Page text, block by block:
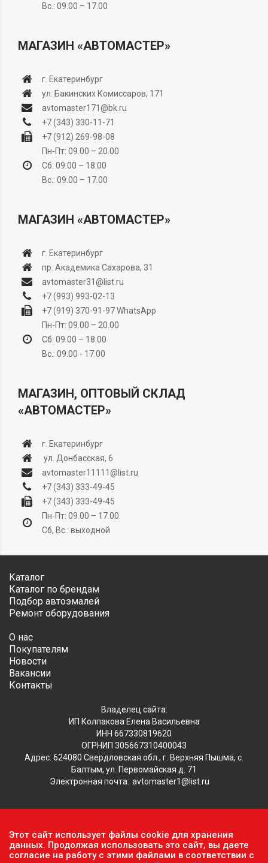
Вс.: 09.00 – 17.00
МАГАЗИН «АВТОМАСТЕР»
г. Екатеринбург
ул. Бакинских Комиссаров, 171
avtomaster171@bk.ru
+7 (343) 330-11-71
+7 (912) 269-98-08
Пн-Пт: 09.00 – 20.00
Сб: 09.00 – 18.00
Вс.: 09.00 – 17.00
МАГАЗИН «АВТОМАСТЕР»
г. Екатеринбург
пр. Академика Сахарова, 31
avtomaster31@list.ru
+7 (993) 993-02-13
+7 (919) 370-91-97WhatsApp
Пн-Пт: 09.00 – 20.00
Сб: 09.00 – 18.00
Вс.: 09.00 - 17.00
МАГАЗИН, ОПТОВЫЙ СКЛАД
«АВТОМАСТЕР»
г. Екатеринбург
ул. Донбасская, 6
avtomaster11111@list.ru
+7 (343) 333-49-45
+7 (343) 333-49-45
Пн-Пт: 09.00 – 17.00
Сб, Вс.: выходной
Каталог
Каталог по брендам
Подбор автоэмалей
Ремонт оборудования
О нас
Покупателям
Новости
Вакансии
Контакты
Владелец сайта:
ИП Колпакова Елена Васильевна
ИНН 667330819620
ОГРНИП 305667310400043
Адрес: 624080 Свердловская обл., г. Верхняя Пышма, с.
Балтым, ул. Первомайская д. 71
Электронная почта: avtomaster1@list.ru
Обратите внимание, что данный сайт носит исключительно
информационный характер и ни при каких условиях не
является публичной офертой, определяемой положениями ч.2
Этот сайт использует файлы cookie для хранения
данных. Продолжая использовать это сайт, вы даете
согласие на работу с этими файлами в соответствии с